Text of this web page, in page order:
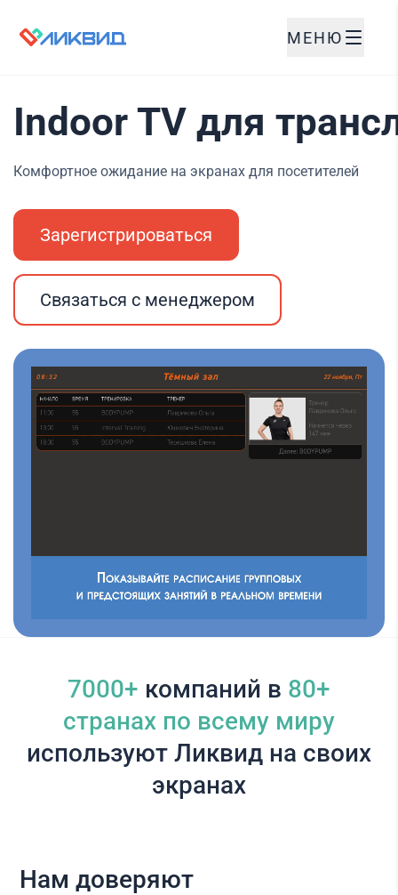
МЕНЮ
Indoor TV для
Комфортное ожидание на экранах для посетителей
Зарегистрироваться
Связаться с менеджером
7000+ компаний в 80+
cтранах по всему миру
используют Ликвид на своих
экранах
Нам доверяют